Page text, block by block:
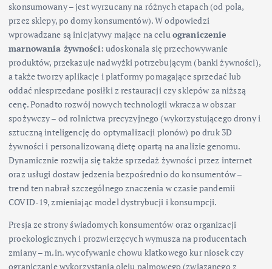
skonsumowany – jest wyrzucany na różnych etapach (od pola,
przez sklepy, po domy konsumentów). W odpowiedzi
wprowadzane są inicjatywy mające na celuograniczenie
marnowania żywności: udoskonala się przechowywanie
produktów, przekazuje nadwyżki potrzebującym (banki żywności),
a także tworzy aplikacje i platformy pomagające sprzedać lub
oddać niesprzedane posiłki z restauracji czy sklepów za niższą
cenę. Ponadto rozwój nowych technologii wkracza w obszar
spożywczy – od rolnictwa precyzyjnego (wykorzystującego drony i
sztuczną inteligencję do optymalizacji plonów) po druk 3D
żywności i personalizowaną dietę opartą na analizie genomu.
Dynamicznie rozwija się także sprzedaż żywności przez internet
oraz usługi dostaw jedzenia bezpośrednio do konsumentów –
trend ten nabrał szczególnego znaczenia w czasie pandemii
COVID-19, zmieniając model dystrybucji i konsumpcji.
Presja ze strony świadomych konsumentów oraz organizacji
proekologicznych i prozwierzęcych wymusza na producentach
zmiany – m.in. wycofywanie chowu klatkowego kur niosek czy
ograniczanie wykorzystania oleju palmowego (związanego z